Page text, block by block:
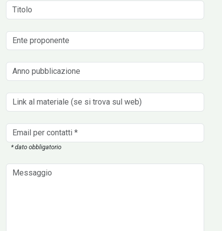
* dato obbligatorio